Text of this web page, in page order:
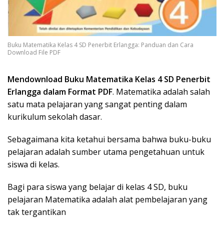
Buku Matematika Kelas 4 SD Penerbit Erlangga: Panduan dan Cara
Download File PDF
Mendownload Buku Matematika Kelas 4 SD Penerbit
Erlangga dalam Format PDF. Matematika adalah salah
satu mata pelajaran yang sangat penting dalam
kurikulum sekolah dasar.
Sebagaimana kita ketahui bersama bahwa buku-buku
pelajaran adalah sumber utama pengetahuan untuk
siswa di kelas.
Bagi para siswa yang belajar di kelas 4 SD, buku
pelajaran Matematika adalah alat pembelajaran yang
tak tergantikan